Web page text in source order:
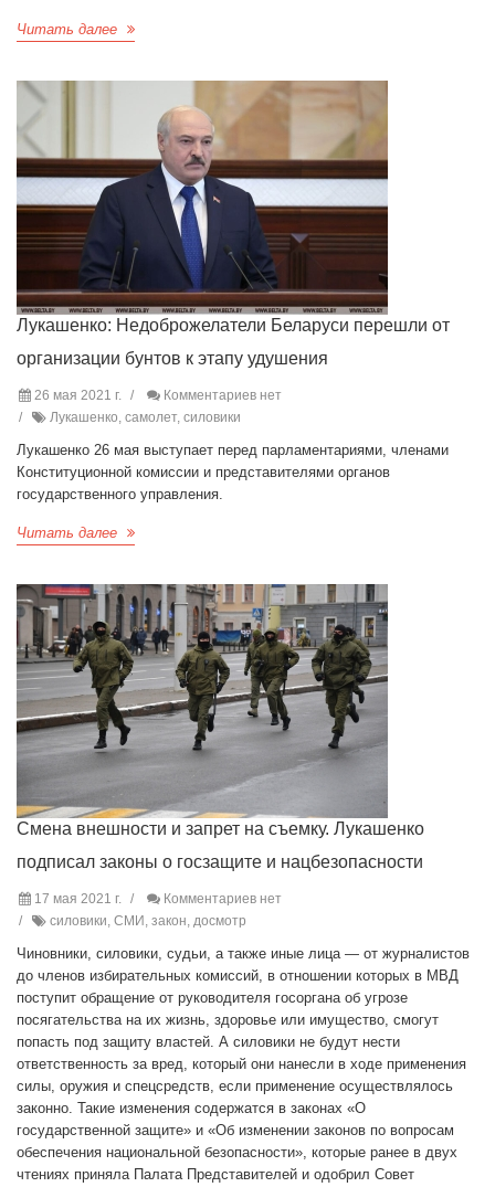
Читать далее
Лукашенко: Недоброжелатели Беларуси перешли от
организации бунтов к этапу удушения
26 мая 2021 г.
Комментариев нет
Лукашенко, самолет, силовики
Лукашенко 26 мая выступает перед парламентариями, членами
Конституционной комиссии и представителями органов
государственного управления.
Читать далее
Смена внешности и запрет на съемку. Лукашенко
подписал законы о госзащите и нацбезопасности
17 мая 2021 г.
Комментариев нет
силовики, СМИ, закон, досмотр
Чиновники, силовики, судьи, а также иные лица — от журналистов
до членов избирательных комиссий, в отношении которых в МВД
поступит обращение от руководителя госоргана об угрозе
посягательства на их жизнь, здоровье или имущество, смогут
попасть под защиту властей. А силовики не будут нести
ответственность за вред, который они нанесли в ходе применения
силы, оружия и спецсредств, если применение осуществлялось
законно. Такие изменения содержатся в законах «О
государственной защите» и «Об изменении законов по вопросам
обеспечения национальной безопасности», которые ранее в двух
чтениях приняла Палата Представителей и одобрил Совет